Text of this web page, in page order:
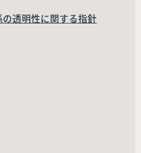
透明性に関する指針